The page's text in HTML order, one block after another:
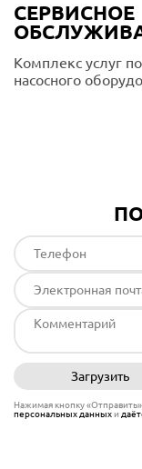
СЕРВИСНОЕ
Комплекс услуг
насосного
Загрузить
Нажимая кнопку
персональных данныхи